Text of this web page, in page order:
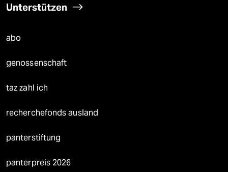
Unterstützen
abo
genossenschaft
taz zahl ich
recherchefonds ausland
panterstiftung
panterpreis 2026